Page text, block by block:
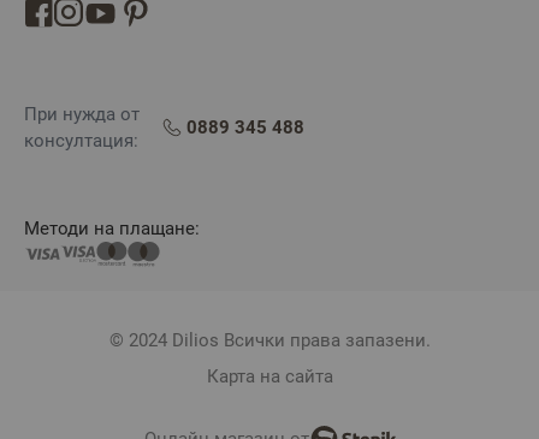
При нужда от
консултация:
0889 345 488
Методи на плащане:
© 2024 Dilios Всички права запазени.
Карта на сайта